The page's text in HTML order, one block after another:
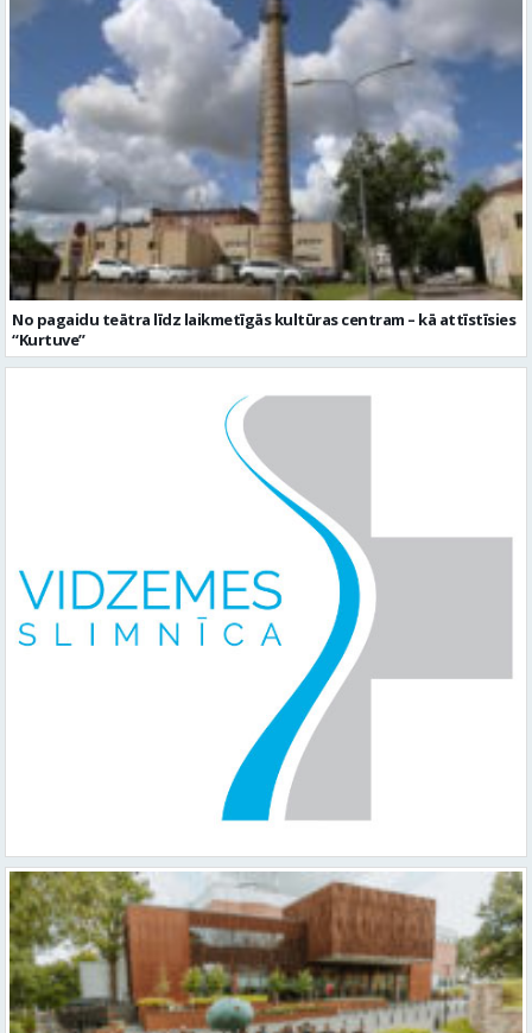
No pagaidu teātra līdz laikmetīgās kultūras centram – kā attīstīsies
“Kurtuve”